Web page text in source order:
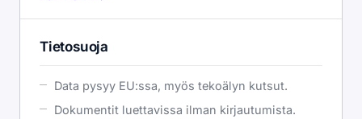
Tietosuoja
Data pysyy EU:ssa, myös tekoälyn kutsut.
Dokumentit luettavissa ilman kirjautumista.